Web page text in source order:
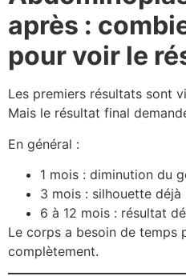
après :
pour voir le
Les premiers résultats sont
Mais le résultat final
En général :
1 mois : diminution du
3 mois : silhouette déjà
6 à 12 mois : résultat
Le corps a besoin de temps
complètement.